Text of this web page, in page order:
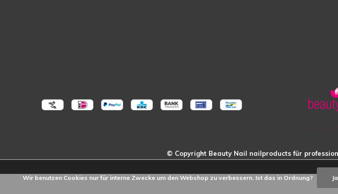
Wir benutzen Cookies nur für interne Zwecke um den Webshop zu verbessern. Ist das in Ordnung? Ja